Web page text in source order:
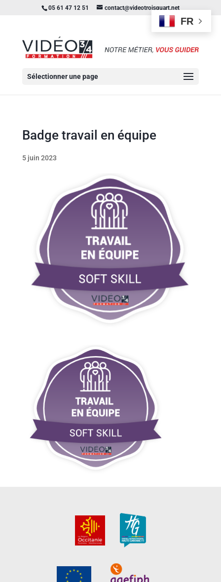
05 61 47 12 51 contact@videotroisquart.net
Sélectionner une page
Badge travail en équipe
5 juin 2023
FR